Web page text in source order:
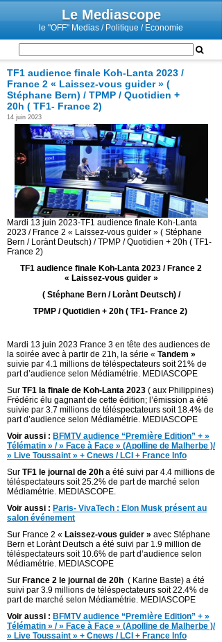
Le Mediascope
le "OFF" Medias / Politique / Economie
TF1 audience finale Koh-Lanta 2023 /
France 2 « Laissez-vous guider » (
Stéphane Bern) / TPMP / Quotidien +
20h ( TF1- France 2)
14 juin 2023
Mardi 13 juin 2023-TF1 audience finale Koh-Lanta
2023 / France 2 « Laissez-vous guider » ( Stéphane
Bern / Lorànt Deutsch) / TPMP / Quotidien + 20h ( TF1-
France 2)
TF1 audience finale Koh-Lanta 2023 / France 2
« Laissez-vous guider »
( Stéphane Bern / Lorànt Deutsch) /
TPMP / Quotidien + 20h ( TF1- France 2)
Mardi 13 juin 2023 France 3 en tête des audiences de
la soirée avec à partir de 21h, la série « Tandem »
suivie par 4.1 millions de téléspectateurs soit 21% de
part d’audience selon Médiamétrie. MEDIASCOPE
Sur TF1 la finale de Koh-Lanta 2023 ( aux Philippines)
Frédéric élu gagnant de cette édition; l’émission a été
suivie par 3.7 millions de téléspectateurs soit 18.4% de
part d’audience selon Médiamétrie. MEDIASCOPE
Voir aussi : BFMTV audience “Première Edition” + »
Télématin » / » Face à Face » (Apolline de Malherbe )/
» Live Toussaint » + Cnews / LCI + France Info
Sur TF1 le journal de 20h a été suivi par 4.4 millions de
téléspectateurs soit 25.2% de part de marché selon
Médiamétrie. MEDIASCOPE.
Voir aussi : Paris- VivaTech : Elon Musk présent au
salon événement
Sur France 2 « Laissez-vous guider » avec Stéphane
Bern et Lorànt Deutsch a été suivi par 1.9 million de
téléspectateurs soit 10.6% de part d’audience selon
Médiamétrie. MEDIASCOPE
Sur France 2 le journal de 20h ( Karine Baste) a été
suivi par 3.9 millions de téléspectateurs soit 22.4% de
part de marché selon Médiamétrie. MEDIASCOPE
Voir aussi : BFMTV audience “Première Edition” + »
Télématin » / » Face à Face » (Apolline de Malherbe )/
» Live Toussaint » + Cnews / LCI + France Info